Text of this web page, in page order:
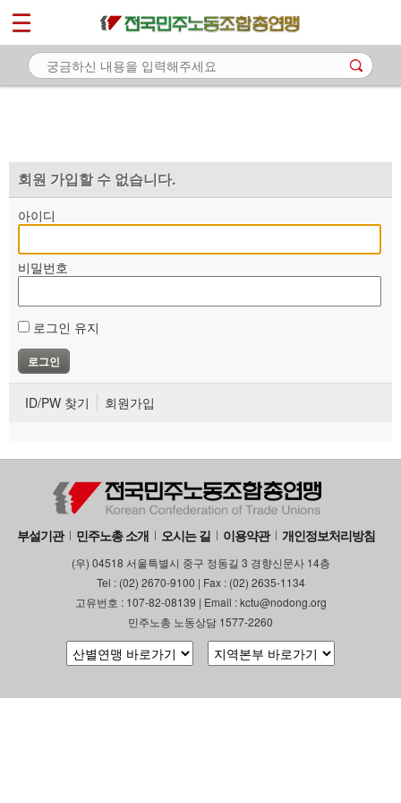
회원 가입할 수 없습니다.
아이디
비밀번호
로그인 유지
ID/PW 찾기 회원가입
부설기관 민주노총 소개 오시는 길 이용약관 개인정보처리방침
(우) 04518 서울특별시 중구 정동길 3 경향신문사 14층
Tel : (02) 2670-9100 | Fax : (02) 2635-1134
고유번호 : 107-82-08139 | Email : kctu@nodong.org
민주노총 노동상담 1577-2260
마이페이지
소개
자료
부설기관